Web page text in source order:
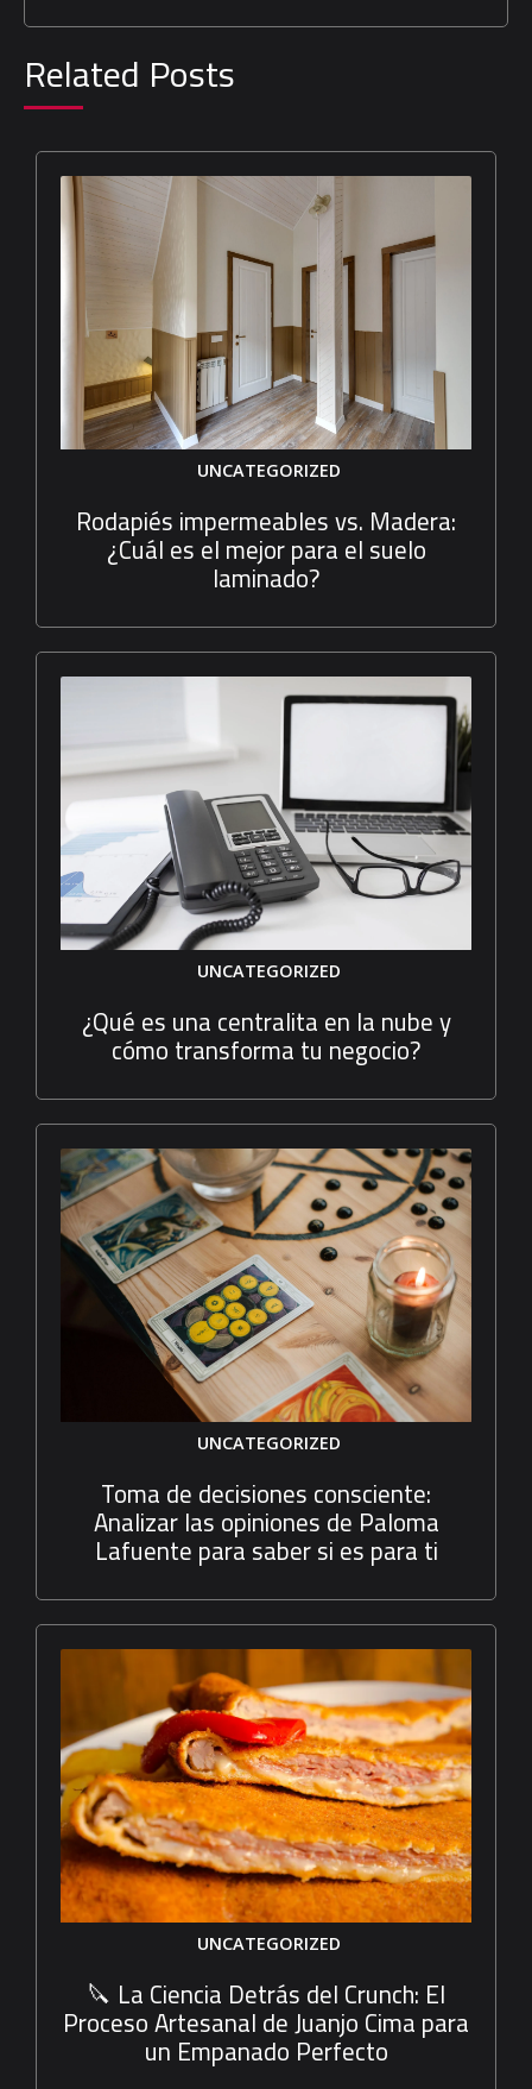
Related Posts
UNCATEGORIZED
Rodapiés impermeables vs. Madera:
¿Cuál es el mejor para el suelo
laminado?
UNCATEGORIZED
¿Qué es una centralita en la nube y
cómo transforma tu negocio?
UNCATEGORIZED
Toma de decisiones consciente:
Analizar las opiniones de Paloma
Lafuente para saber si es para ti
UNCATEGORIZED
🔪 La Ciencia Detrás del Crunch: El
Proceso Artesanal de Juanjo Cima para
un Empanado Perfecto